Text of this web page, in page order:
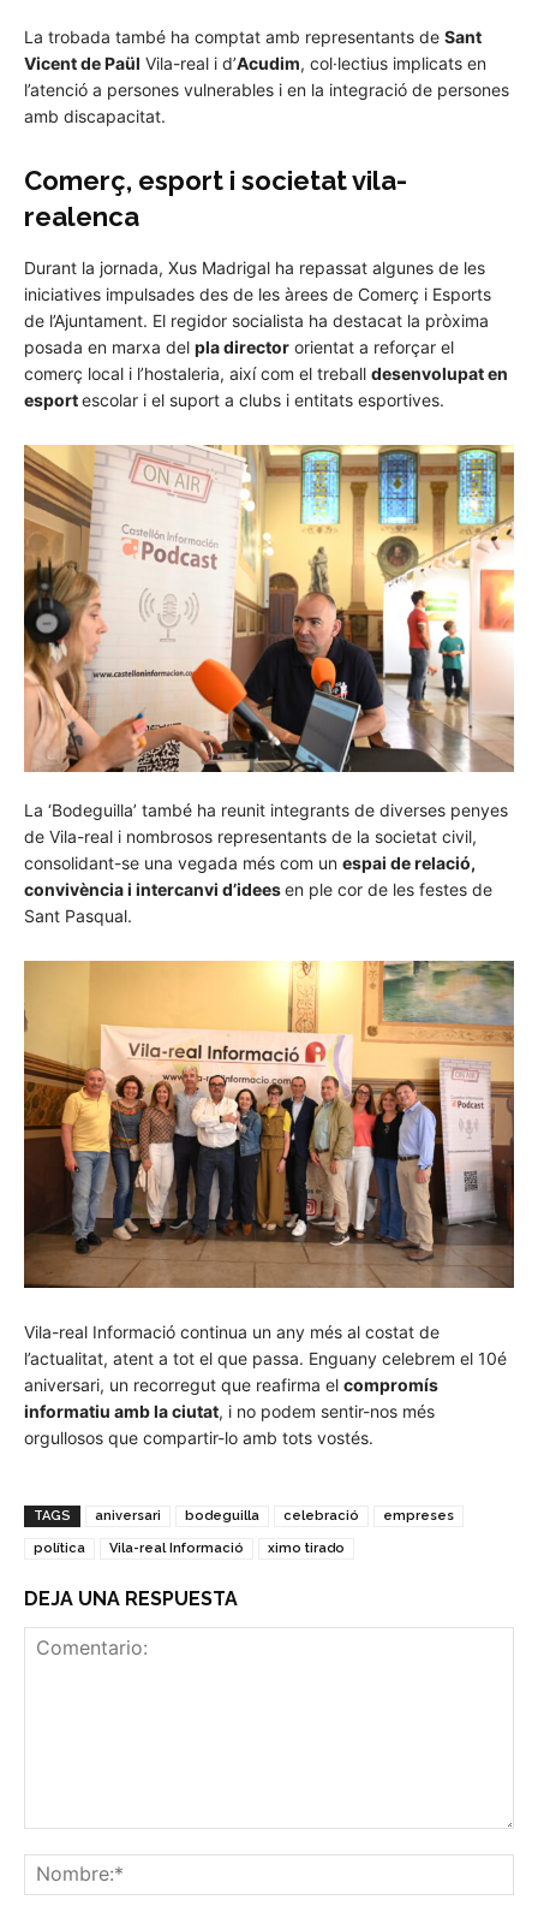
La trobada també ha comptat amb representants de Sant
Vicent de Paül Vila-real i d’Acudim, col·lectius implicats en
l’atenció a persones vulnerables i en la integració de persones
amb discapacitat.
Comerç, esport i societat vila-
realenca
Durant la jornada, Xus Madrigal ha repassat algunes de les
iniciatives impulsades des de les àrees de Comerç i Esports
de l’Ajuntament. El regidor socialista ha destacat la pròxima
posada en marxa del pla director orientat a reforçar el
comerç local i l’hostaleria, així com el treball desenvolupat en
esportescolar i el suport a clubs i entitats esportives.
La ‘Bodeguilla’ també ha reunit integrants de diverses penyes
de Vila-real i nombrosos representants de la societat civil,
consolidant-se una vegada més com un espai de relació,
convivència i intercanvi d’ideesen ple cor de les festes de
Sant Pasqual.
Vila-real Informació continua un any més al costat de
l’actualitat, atent a tot el que passa. Enguany celebrem el 10é
aniversari, un recorregut que reafirma el compromís
informatiu amb la ciutat, i no podem sentir-nos més
orgullosos que compartir-lo amb tots vostés.
TAGS aniversari bodeguilla celebració empreses
política Vila-real Informació ximo tirado
DEJA UNA RESPUESTA